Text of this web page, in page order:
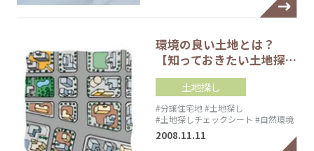
環境の良い土地とは？
【知っておきたい土地探…
土地探し
#分譲住宅地#土地探し
#土地探しチェックシート #自然環境
2008.11.11